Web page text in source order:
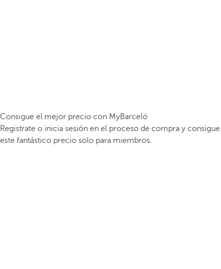
Consigue el mejor precio con MyBarceló
Registrate o inicia sesión en el proceso de compra y consigue
este fantástico precio solo para miembros.